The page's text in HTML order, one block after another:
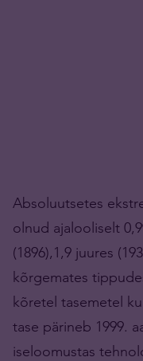
Absoluutsetes
olnud ajalooliselt
(1896),1,9 juures
kõrgemates
kõretel tasemetel
tase pärineb 1999.
iseloomustas